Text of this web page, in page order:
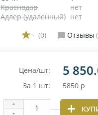
Краснодар
нет
Адлер (удаленный) нет
- (0) Отзывы
Цена/шт: 5
За 1 шт: 5850 р